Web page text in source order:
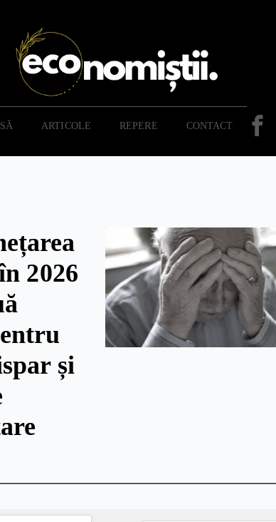
ARTICOLE REPERE CONTACT
2026
și